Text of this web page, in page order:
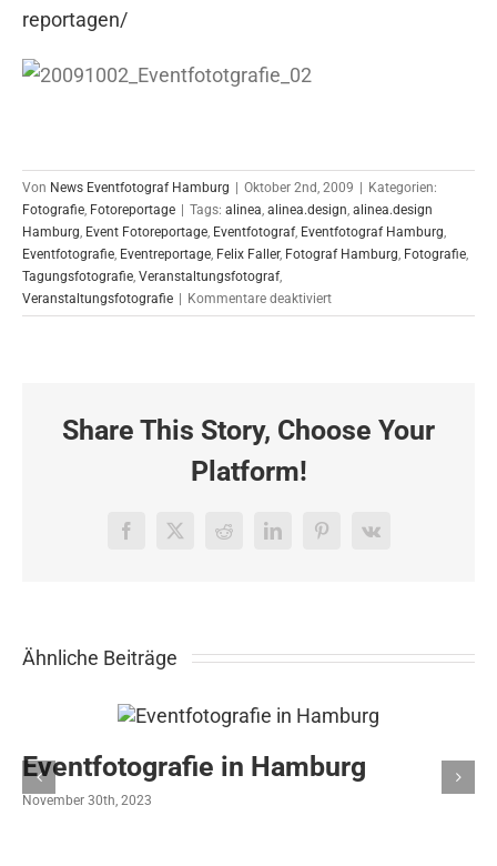
reportagen/
Von News Eventfotograf Hamburg Oktober 2nd, 2009
Kategorien:
Fotografie, Fotoreportage Tags: alinea, alinea.design, alinea.design
Hamburg, Event Fotoreportage, Eventfotograf, Eventfotograf Hamburg,
Eventfotografie, Eventreportage, Felix Faller, Fotograf Hamburg, Fotografie,
Tagungsfotografie, Veranstaltungsfotograf,
Veranstaltungsfotografie
Kommentare deaktiviertfür
DGVS
Share This Story, Choose Your
Platform!
Facebook
X RedditLinkedInPinterest
Vk
Ähnliche Beiträge
Eventfotografie in Hamburg
November 30th, 2023